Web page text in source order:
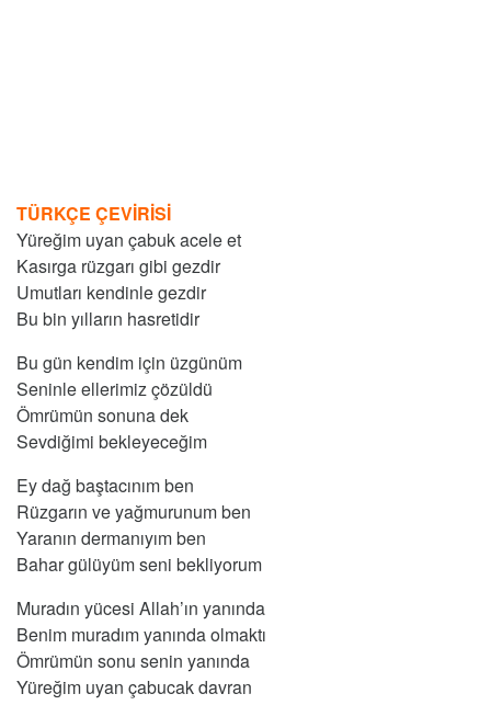
TÜRKÇE ÇEVİRİSİ
Yüreğim uyan çabuk acele et
Kasırga rüzgarı gibi gezdir
Umutları kendinle gezdir
Bu bin yılların hasretidir
Bu gün kendim için üzgünüm
Seninle ellerimiz çözüldü
Ömrümün sonuna dek
Sevdiğimi bekleyeceğim
Ey dağ baştacınım ben
Rüzgarın ve yağmurunum ben
Yaranın dermanıyım ben
Bahar gülüyüm seni bekliyorum
Muradın yücesi Allah’ın yanında
Benim muradım yanında olmaktı
Ömrümün sonu senin yanında
Yüreğim uyan çabucak davran